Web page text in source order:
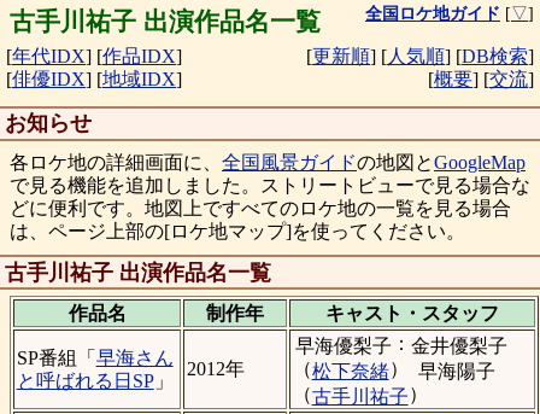
古手川祐子 出演作品名一覧 全国ロケ地ガイド [▽]
[年代IDX] [作品IDX]
[俳優IDX] [地域IDX]
[更新順] [人気順] [DB検索]
[概要] [交流]
お知らせ
各ロケ地の詳細画面に、 全国風景ガイドの地図とGoogleMap
で見る機能を追加しました。ストリートビューで見る場合な
どに便利です。地図上ですべてのロケ地の一覧を見る場合
は、ページ上部の[ロケ地マップ]を使ってください。
古手川祐子 出演作品名一覧
作品名 制作年 キャスト・ スタッフ
SP番組「 早海さん
と呼ばれる日SP」
2012年
早海優梨子 ： 金井優梨子
（松下奈緒）
早海陽子
（古手川祐子）